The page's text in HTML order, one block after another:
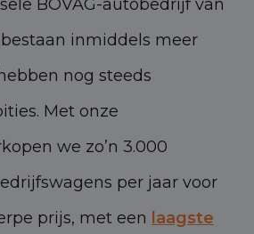
BOVAG-autobedrijf van
inmiddels meer
nog steeds
Met onze
we zo’n 3.000
per jaar voor
prijs, met een laagste